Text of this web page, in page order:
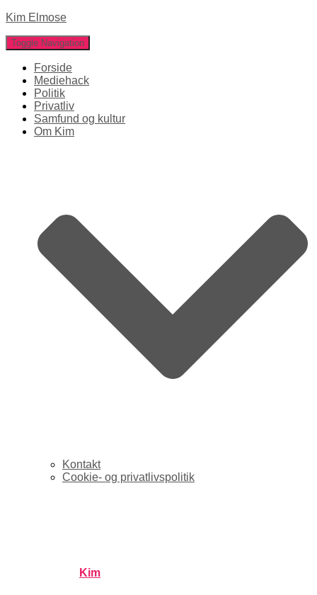
Kim Elmose
Toggle Navigation
Forside
Mediehack
Politik
Privatliv
Samfund og kultur
Om Kim
Kontakt
Cookie- og privatlivspolitik
Kim